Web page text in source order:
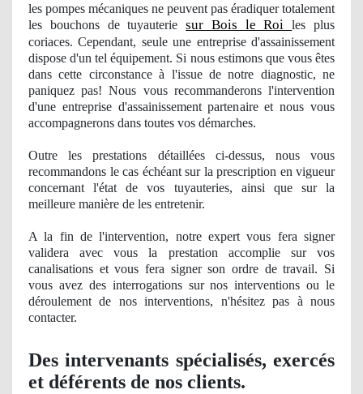
les pompes mécaniques ne peuvent pas éradiquer totalement
les bouchons de tuyauteriesur Bois le Roiles plus
coriaces. Cependant, seule une entreprise d'assainissement
dispose d'un tel équipement. Si nous estimons que vous êtes
dans cette circonstance à l'issue de notre diagnostic, ne
paniquez pas! Nous vous recommanderons l'intervention
d'une entreprise d'assainissement partenaire et nous vous
accompagnerons dans toutes vos démarches.
Outre les prestations détaillées ci-dessus, nous vous
recommandons le cas échéant sur la prescription en vigueur
concernant l'état de vos tuyauteries, ainsi que sur la
meilleure manière de les entretenir.
A la fin de l'intervention, notre expert vous fera signer
validera avec vous la prestation accomplie sur vos
canalisations et vous fera signer son ordre de travail. Si
vous avez des interrogations sur nos interventions ou le
déroulement de nosinterventions, n'hésitez pas à nous
contacter.
Des intervenants spécialisés, exercés
et déférents de nos clients.